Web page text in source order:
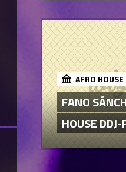
AFRO HOUSE
FANO
HOUSE